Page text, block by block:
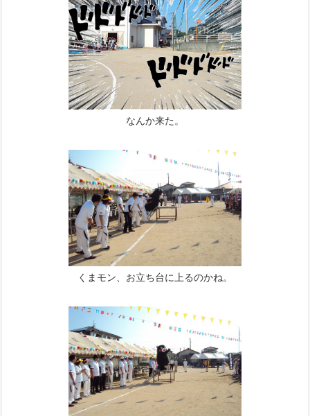
なんか来た。
くまモン、お立ち台に上るのかね。